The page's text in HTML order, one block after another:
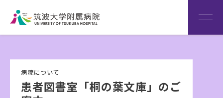
患者さん専用回線
（※本院は全科予約制です）
Language
看
院内専
ト
病院について
患者図書室「桐の葉文庫」のご